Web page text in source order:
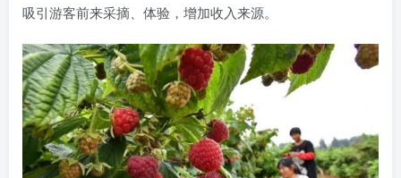
吸引游客前来采摘、体验，增加收入来源。